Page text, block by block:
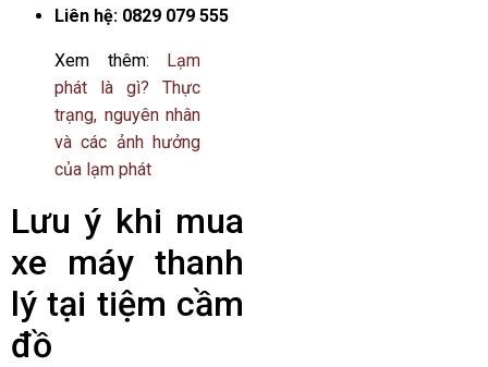
Liên hệ: 0829 079 555
Xem thêm: Lạm
phát là gì? Thực
trạng, nguyên nhân
và các ảnh hưởng
của lạm phát
Lưu ý khi mua
xe máy thanh
lý tại tiệm cầm
đồ